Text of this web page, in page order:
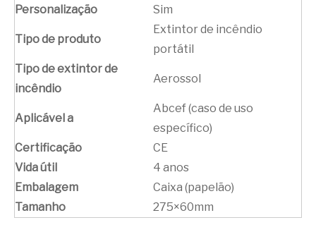
Personalização
Sim
Tipo de produto
Extintor de incêndio
portátil
Tipo de extintor de
incêndio
Aerossol
Aplicável a
Abcef (caso de uso
específico)
Certificação
CE
Vida útil
4 anos
Embalagem
Caixa (papelão)
Tamanho
275×60mm